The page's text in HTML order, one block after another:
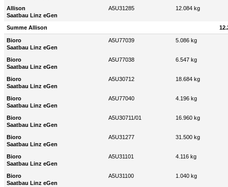
Allison
Saatbau Linz eGen
A5U31285 12.084 kg
Summe Allison
Bioro
Saatbau Linz eGen
A5U77039 5.086 kg
Bioro
Saatbau Linz eGen
A5U77038 6.547 kg
Bioro
Saatbau Linz eGen
A5U30712 18.684 kg
Bioro
Saatbau Linz eGen
A5U77040 4.196 kg
Bioro
Saatbau Linz eGen
A5U30711/01 16.960 kg
Bioro
Saatbau Linz eGen
A5U31277 31.500 kg
Bioro
Saatbau Linz eGen
A5U31101 4.116 kg
Bioro
Saatbau Linz eGen
A5U31100 1.040 kg